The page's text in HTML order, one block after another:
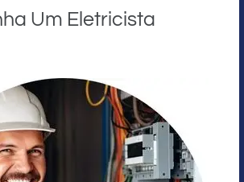
Um Eletricista